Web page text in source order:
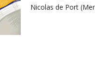
Nicolas de Port